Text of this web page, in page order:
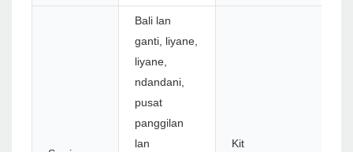
Bali lan
ganti, liyane,
liyane,
ndandani,
pusat
panggilan
lan
Kit